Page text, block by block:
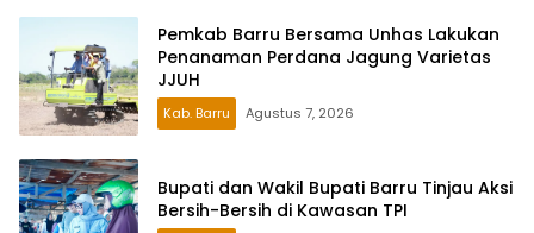
Pemkab Barru Bersama Unhas Lakukan
Penanaman Perdana Jagung Varietas
JJUH
Kab. Barru Agustus 7, 2026
Bupati dan Wakil Bupati Barru Tinjau Aksi
Bersih-Bersih di Kawasan TPI